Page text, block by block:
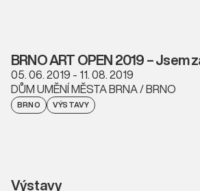
BRNO ART OPEN 2019 – Jsem
05. 06. 2019 - 11. 08. 2019
DŮM UMĚNÍ MĚSTA BRNA / BRNO
BRNO VÝSTAVY
Výstavy